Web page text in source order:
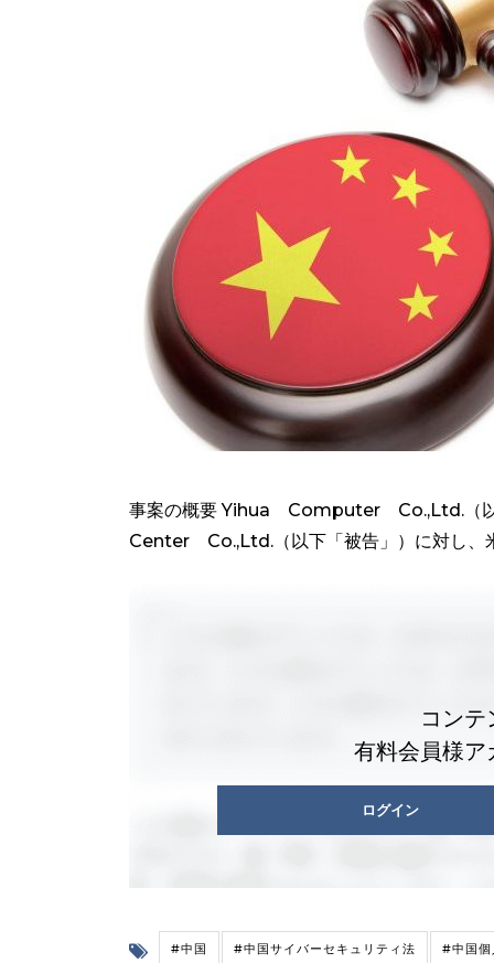
事案の概要 Yihua Computer Co.,Ltd.
Center Co.,Ltd.（以下「被告」）に対し、
コン
有料会員様ア
ログイン
#中国 #中国サイバーセキュリティ法 #中国個